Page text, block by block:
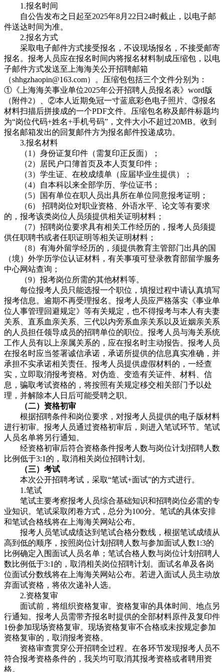
1.报名时间
自公告发布之日起至2025年8月22日24时截止，以电子邮
件送达时间为准。
2.报名方式
采取电子邮件方式接受报名，不设现场报名，不接受邮寄
报名。报考人员应在报名时间内将报名材料制成压缩包，以电
子邮件方式发送至上海海关公开招聘邮箱
（shhgzhaopin@163.com）。压缩包包括三个文件分别为：
①《上海海关事业单位2025年公开招聘人员报名表》word版
（附件2）、②本人近期免冠一寸蓝底彩色电子照片、③报名
材料扫描后拼接成的一个PDF文件。压缩包名称及邮件标题均
为“岗位代码+姓名+手机号码”，文件大小不超过20MB。收到
报名邮箱发出的回复邮件方为报名邮件投递成功。
3.报名材料
（1）身份证复印件（需复印正反面）；
（2）居民户口簿首页及本人页复印件；
（3）学生证、在校成绩单（应届毕业生提供）；
（4）自本科以来全部学历、学位证书；
（5）国有单位在职人员出具所在单位同意报考证明；
（6） 招聘岗位对职业资格、外语水平、论文等有要求
的，报考该类岗位人员须提供相关证明材料；
（7）招聘岗位要求具有相关工作经历的，报考人员须提
供任职聘书或者任职证明等相关证明材料；
（8）有海外留学经历的，须提供教育主管部门出具的国
（境）外学历学位认证材料，有关事项可登录教育部留学服务
中心网站查询；
（9）报考岗位所需的其他材料等。
每位报考人员只能选报一个职位，填报过程中请认真填写
报考信息。逾期不再受理报名。报考人员应严格落实《事业单
位人事管理回避规定》等有关规定，也不得报考与本人有夫妻
关系、直系血亲关系、三代以内旁系血亲关系以及近姻亲关系
的人员担任领导成员的招聘单位的职位。报考人员与海关系统
工作人员有以上亲属关系的，应在报名时主动报告。报考人员
在报名时应当签署诚信承诺，承诺所提供的信息真实准确，并
承担不实承诺相关责任。报考人员提供虚假材料的，一经查
实，立即取消报考资格。对伪造、变造有关证件、材料、信
息，骗取考试资格的，将按照有关规定移交相关部门予以处
理，并解除本人日后可能受聘之职。
（二）资格初审
根据招聘条件和岗位要求，对报考人员提供的电子版材料
进行初审。报考人员通过资格初审后，则进入笔试环节。笔试
人员名单将另行通知。
经资格初审后符合资格条件报考人数与岗位计划招聘人数
比例低于3:1的，取消相关岗位招聘计划。
（三）考试
本次公开招聘考试，采取“笔试+面试”的方式进行。
1.笔试
笔试主要考察报考人员综合基础知识和招聘岗位必需的专
业知识。笔试采取闭卷方式，总分为100分。笔试的具体安排
和笔试合格线将在上海海关网站公布。
报考人员笔试成绩达到笔试合格分数线，根据笔试成绩从
高到低的顺序，按照岗位计划招聘人数与参加面试人数1:3的
比例确定入围面试人员名单；笔试合格人数与岗位计划招聘人
数比例低于3:1的，取消相关岗位招聘计划。面试名单及各岗
位面试分数线将在上海海关网站公布。若进入面试人员主动放
弃面试资格，将依次递补人选。
2.资格复审
面试前，将组织资格复审。资格复审的具体时间、地点另
行通知。报考人员需带齐报名时提供的全部材料原件及复印件
1份参加现场资格复审。现场资格复审不合格或未按规定参加
资格复审的，取消报考资格。
资格审查贯穿公开招聘全过程。在各环节发现报考人员不
符合报考资格条件的，我关均可取消其报考资格或者聘用资
格。